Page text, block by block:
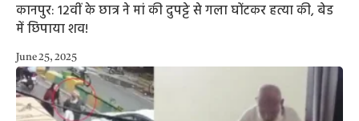
कानपुर: 12वीं के छात्र ने मां की दुपट्टे से गला घोंटकर हत्या की, बेड
में छिपाया शव!
June 25, 2025